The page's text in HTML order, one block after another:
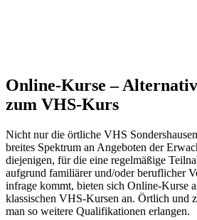
Online-Kurse –
zum VHS-Kurs
Nicht nur die örtliche VHS
breites Spektrum an Angeboten der
diejenigen, für die eine regelmäßige
aufgrund familiärer und/oder beruflicher
infrage kommt, bieten sich Online-Kurse
klassischen VHS-Kursen an. Örtlich und
man so weitere Qualifikationen erlangen.